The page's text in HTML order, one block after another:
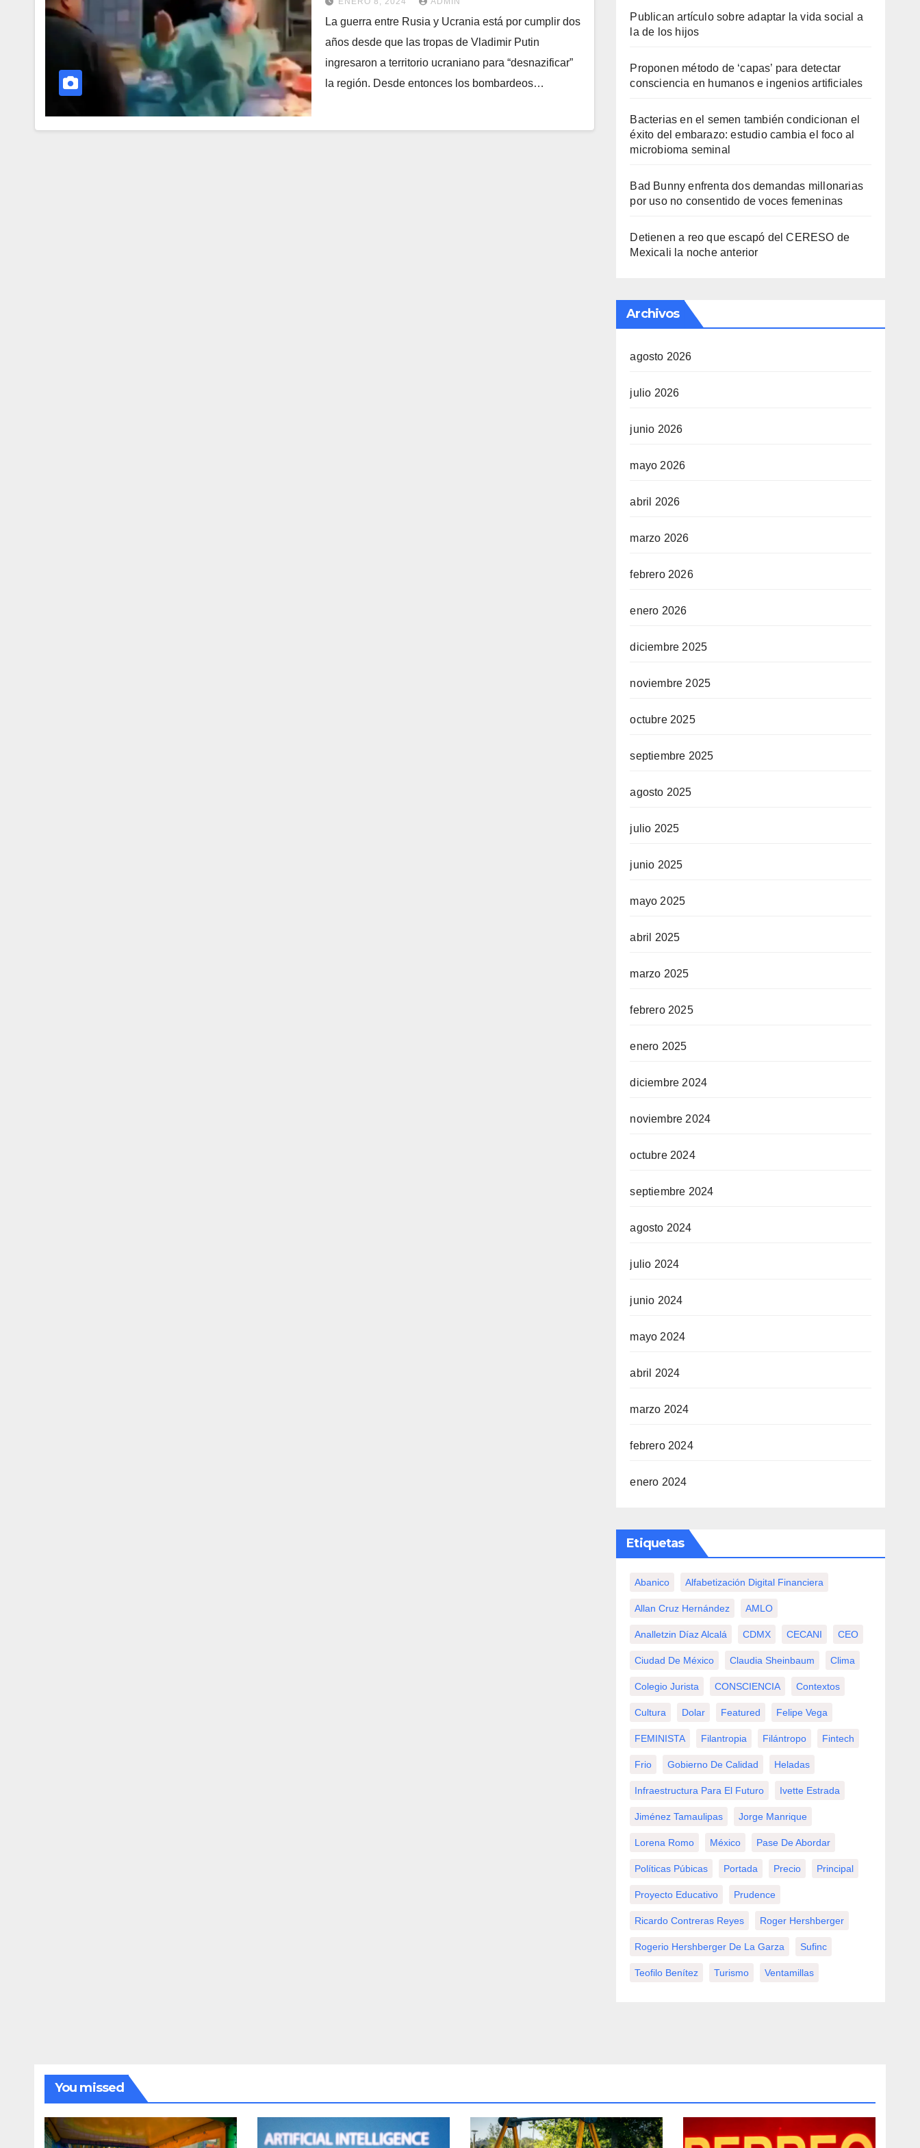
La guerra entre Rusia y Ucrania está por cumplir dos
años desde que las tropas de Vladimir Putin
ingresaron a territorio ucraniano para “desnazificar”
la región. Desde entonces los bombardeos…
Publican artículo sobre adaptar la vida social a
la de los hijos
Proponen método de ‘capas’ para detectar
consciencia en humanos e ingenios artificiales
Bacterias en el semen también condicionan el
éxito del embarazo: estudio cambia el foco al
microbioma seminal
Bad Bunny enfrenta dos demandas millonarias
por uso no consentido de voces femeninas
Detienen a reo que escapó del CERESO de
Mexicali la noche anterior
Archivos
agosto 2026
julio 2026
junio 2026
mayo 2026
abril 2026
marzo 2026
febrero 2026
enero 2026
diciembre 2025
noviembre 2025
octubre 2025
septiembre 2025
agosto 2025
julio 2025
junio 2025
mayo 2025
abril 2025
marzo 2025
febrero 2025
enero 2025
diciembre 2024
noviembre 2024
octubre 2024
septiembre 2024
agosto 2024
julio 2024
junio 2024
mayo 2024
abril 2024
marzo 2024
febrero 2024
enero 2024
Etiquetas
Abanico Alfabetización Digital Financiera
Allan Cruz Hernández AMLO
Analletzin Díaz Alcalá CDMX CECANI CEO
Ciudad De México Claudia Sheinbaum Clima
Colegio Jurista CONSCIENCIA Contextos
Cultura Dolar Featured Felipe Vega
FEMINISTA Filantropia Filántropo Fintech
Frio Gobierno De Calidad Heladas
Infraestructura Para El Futuro Ivette Estrada
Jiménez Tamaulipas Jorge Manrique
Lorena Romo México Pase De Abordar
Políticas Púbicas Portada Precio Principal
Proyecto Educativo Prudence
Ricardo Contreras Reyes Roger Hershberger
Rogerio Hershberger De La Garza Sufinc
Teofilo Benítez Turismo Ventamillas
You missed